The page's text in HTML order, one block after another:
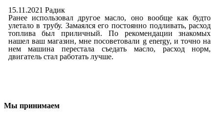
15.11.2021 Радик
Ранее использовал другое масло, оно вообще как будто
улетало в трубу. Замаялся его постоянно подливать, расход
топлива был приличный. По рекомендации знакомых
нашел ваш магазин, мне посоветовали g energy, и точно на
нем машина перестала съедать масло, расход норм,
двигатель стал работать лучше.
Мы принимаем